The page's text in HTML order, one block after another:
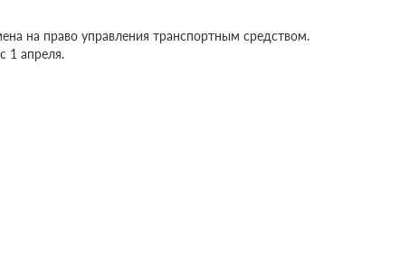
на право управления транспортным средством.
1 апреля.